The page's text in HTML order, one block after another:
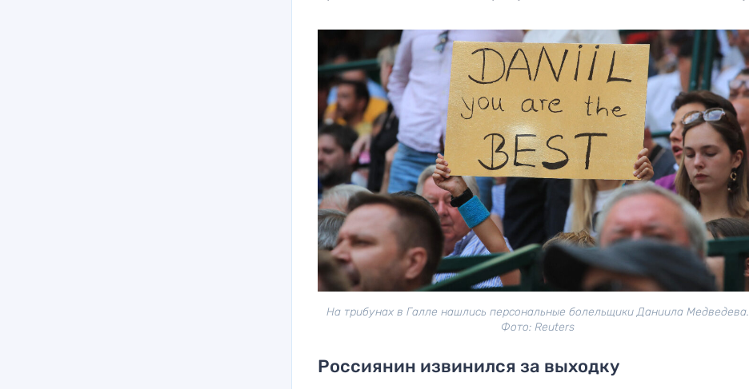
На трибунах в Галле нашлись персональные болельщики Даниила Медведева.
Фото: Reuters
Россиянин извинился за выходку